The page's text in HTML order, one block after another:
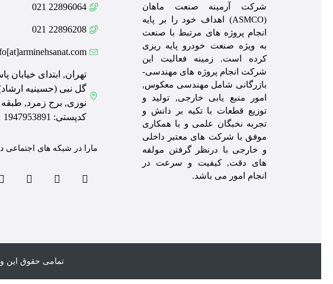
شرکت آرمینه صنعت ماهان
(ASMCO) اهداف خود را بر پایه
انجام پروژه های مرتبط با صنعت
به ویژه صنعت خودرو پایه ریزی
کرده است. زمینه فعالیت این
شرکت انجام پروژه های مهندسی-
بازرگانی شامل مهندسی معکوس,
امور منبع یابی خارجی, تولید و
توزیع قطعات با تکیه بر دانش و
تجربه نخبگان علمی و با همکاری
موفق با شرکت های معتبر داخلی
و خارجی با درنظر گرفتن مولفه
های دقت, کیفیت و سرعت در
انجام امور می باشد.
22896064 021
22896208 021
تهران, ابتدای خیابان
گل نبی (حسینیه
کدپستی: 1947953891
مارا در شبکه های اجتماعی
تمامی حقوق این